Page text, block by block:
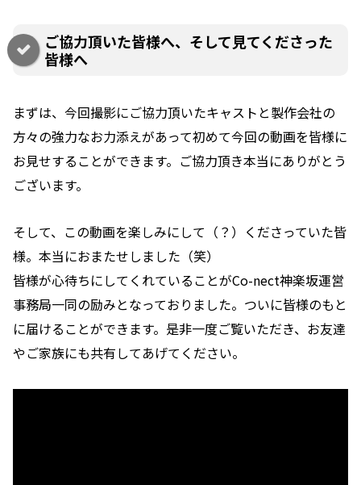
ご協力頂いた皆様へ、そして見てくださった
皆様へ
まずは、今回撮影にご協力頂いたキャストと製作会社の
方々の強力なお力添えがあって初めて今回の動画を皆様に
お見せすることができます。ご協力頂き本当にありがとう
ございます。
そして、この動画を楽しみにして（？）くださっていた皆
様。本当におまたせしました（笑）
皆様が心待ちにしてくれていることがCo-nect神楽坂運営
事務局一同の励みとなっておりました。ついに皆様のもと
に届けることができます。是非一度ご覧いただき、お友達
やご家族にも共有してあげてください。